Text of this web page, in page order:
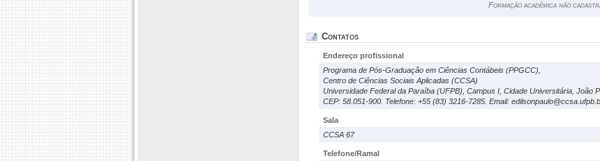
Formação acadêmica não
Contatos
Endereço profissional
Programa de Pós-Graduação em Ciências Contábeis (PPGCC),
Centro de Ciências Sociais Aplicadas (CCSA)
Universidade Federal da Paraíba (UFPB), Campus I, Cidade Universitária, João
CEP: 58.051-900. Telefone: +55 (83) 3216-7285. Email:
Sala
CCSA 67
Telefone/Ramal